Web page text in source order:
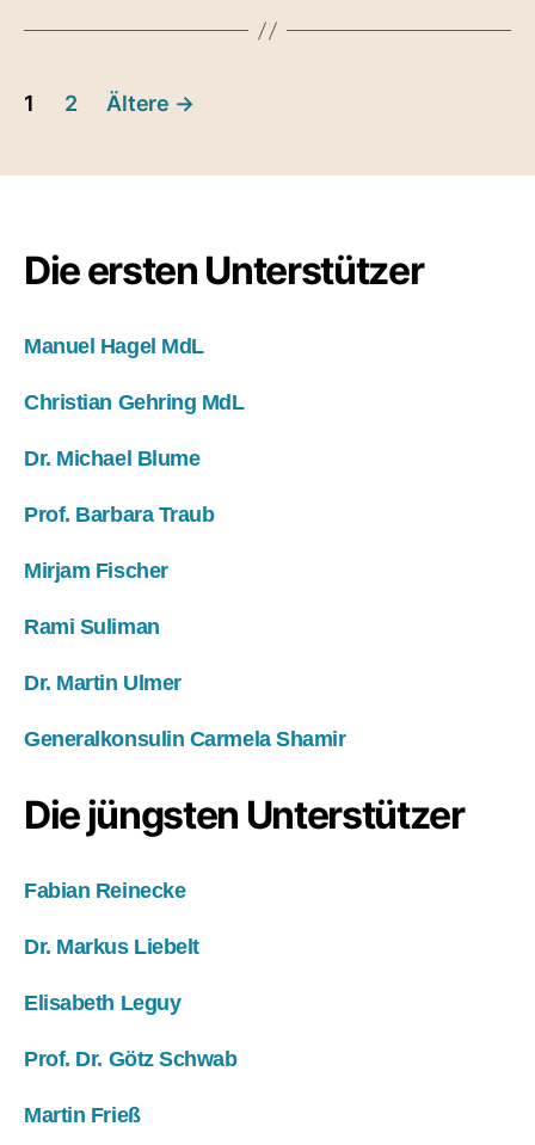
Seitennummerierung
Beiträge
1 2 Ältere →
Die ersten Unterstützer
Manuel Hagel MdL
Christian Gehring MdL
Dr. Michael Blume
Prof. Barbara Traub
Mirjam Fischer
Rami Suliman
Dr. Martin Ulmer
Generalkonsulin Carmela Shamir
Die jüngsten Unterstützer
Fabian Reinecke
Dr. Markus Liebelt
Elisabeth Leguy
Prof. Dr. Götz Schwab
Martin Frieß